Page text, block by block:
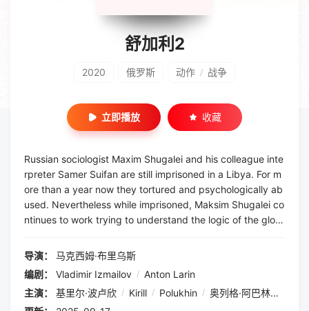
舒加利2
2020 俄罗斯 动作 / 战争
立即播放 收藏
Russian sociologist Maxim Shugalei and his colleague inte
rpreter Samer Suifan are still imprisoned in a Libya. For m
ore than a year now they tortured and psychologically ab
used. Nevertheless while imprisoned, Maksim Shugalei co
ntinues to work trying to understand the logic of the glob
on is dangerous for the Lybian mili...
导演：
马克西姆·布里乌斯
编剧：
Vladimir Izmailov / Anton Larin
主演：
基里尔·波卢欣 / Kirill / Polukhin / 奥列格·阿巴林